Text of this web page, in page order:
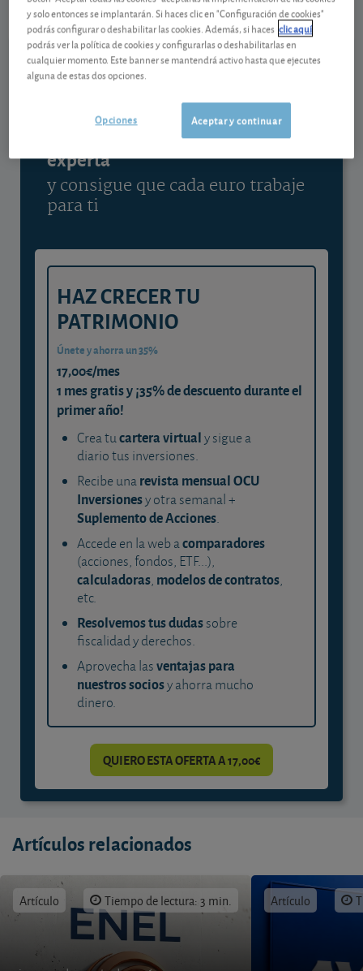
Ver detalladamente
Contenido reservado a SOCIOS
Gestiona tu dinero con visión
experta
y consigue que cada euro trabaje
para ti
HAZ CRECER TU
PATRIMONIO
Únete y ahorra un 35%
17,00€/mes
1 mes gratis y ¡35% de descuento durante el
primer año!
Crea tucartera virtualy sigue a
diario tus inversiones.
Recibe unarevista mensual OCU
Inversionesy otra semanal +
Suplemento de Acciones.
Accede en la web acomparadores
(acciones, fondos, ETF...),
calculadoras, modelos de contratos,
etc.
Resolvemos tus dudassobre
fiscalidad y derechos.
Aprovecha lasventajas para
nuestros sociosy ahorra mucho
dinero.
QUIERO ESTA OFERTA A 17,00€
Artículos relacionados
Artículo Tiempo de lectura: 3 min. Artículo
y solo entonces se implantarán. Si haces clic en "Configuración de cookies"
podrás configurar o deshabilitar las cookies. Además, si haces clic aquí
podrás ver la política de cookies y configurarlas o deshabilitarlas en
cualquier momento. Este banner se mantendrá activo hasta que ejecutes
alguna de estas dos opciones.
Aceptar y continuar
Opciones